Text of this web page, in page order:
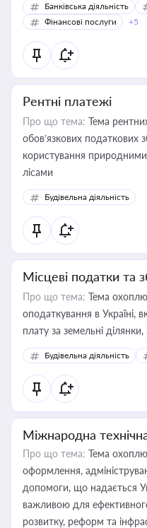
Банківська діяльність
Фінансові послуги
+5
Рентні платежі
Про що тема: Тема
обов’язкових податкових
користування
лісами
Будівельна діяльність
Місцеві податки та
Про що тема: Тема
оподаткування в Україні,
Будівельна діяльність
Міжнародна
Про що тема: Тема
оформлення,
допомоги, що надається
важливою для
розвитку, реформ та